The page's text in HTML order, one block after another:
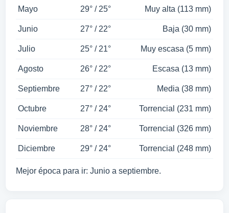
Mayo 29° / 25° Muy alta (113 mm)
Junio 27° / 22° Baja (30 mm)
Julio 25° / 21° Muy escasa (5 mm)
Agosto 26° / 22° Escasa (13 mm)
Septiembre 27° / 22° Media (38 mm)
Octubre 27° / 24° Torrencial (231 mm)
Noviembre 28° / 24° Torrencial (326 mm)
Diciembre 29° / 24° Torrencial (248 mm)
Mejor época para ir: Junio a septiembre.